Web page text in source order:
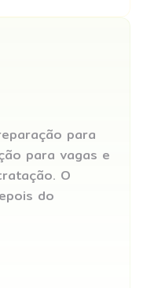
para
para vagas e
O
do